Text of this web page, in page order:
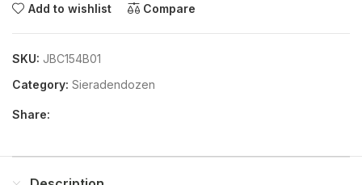
Add to wishlist Compare
SKU: JBC154B01
Category: Sieradendozen
Share: